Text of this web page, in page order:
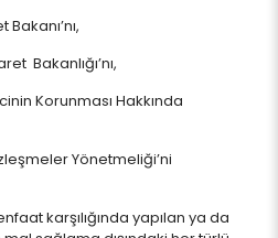
Bakanlığı’nı,
Korunması Hakkında
Yönetmeliği’ni
karşılığında yapılan ya da